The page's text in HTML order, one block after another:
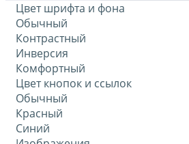
Цвет шрифта и фона
Обычный
Контрастный
Инверсия
Комфортный
Цвет кнопок и ссылок
Обычный
Красный
Синий